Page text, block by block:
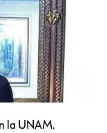
la UNAM.